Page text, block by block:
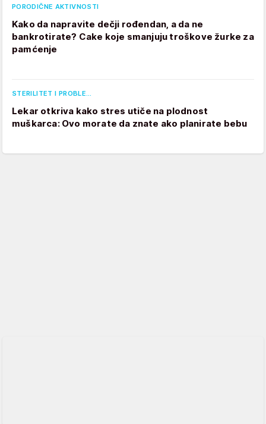
PORODIČNE AKTIVNOSTI
Kako da napravite dečji rođendan, a da ne
bankrotirate? Cake koje smanjuju troškove žurke za
pamćenje
STERILITET I PROBLE…
Lekar otkriva kako stres utiče na plodnost
muškarca: Ovo morate da znate ako planirate bebu